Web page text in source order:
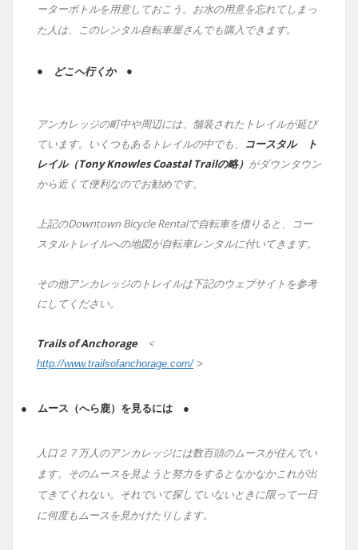
ーターボトルを用意しておこう。お水の用意を忘れてしまっ
た人は、このレンタル自転車屋さんでも購入できます。
● どこへ行くか ●
アンカレッジの町中や周辺には、舗装されたトレイルが延び
ています。いくつもあるトレイルの中でも、
コースタル ト
レイル（Tony Knowles Coastal Trailの略） がダウンタウン
から近くて便利なのでお勧めです。
上記のDowntown Bicycle Rentalで自転車を借りると、コー
スタルトレイルへの地図が自転車レンタルに付いてきます。
その他アンカレッジのトレイルは下記のウェブサイトを参考
にしてください。
Trails of Anchorage <
http://www.trailsofanchorage.com/ >
● ムース（へら鹿）を見るには ●
人口２７万人のアンカレッジには数百頭のムースが住んでい
ます。そのムースを見ようと努力をするとなかなかこれが出
てきてくれない。それでいて探していないときに限って一日
に何度もムースを見かけたりします。